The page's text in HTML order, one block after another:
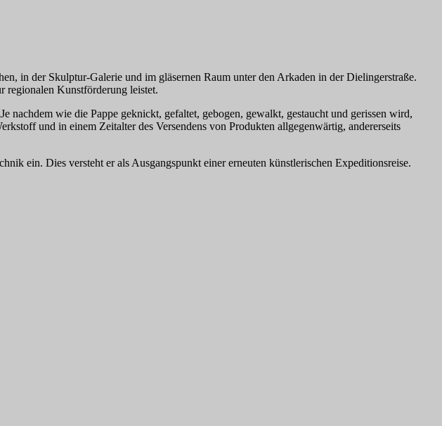
in der Skulptur-Galerie und im gläsernen Raum unter den Arkaden in der Dielingerstraße.
regionalen Kunstförderung leistet.
nachdem wie die Pappe geknickt, gefaltet, gebogen, gewalkt, gestaucht und gerissen wird,
und in einem Zeitalter des Versendens von Produkten allgegenwärtig, andererseits
ein. Dies versteht er als Ausgangspunkt einer erneuten künstlerischen Expeditionsreise.